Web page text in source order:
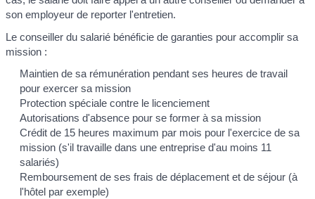
son employeur de reporter l'entretien.
Le conseiller du salarié bénéficie de garanties pour accomplir sa
mission :
Maintien de sa rémunération pendant ses heures de travail
pour exercer sa mission
Protection spéciale contre le licenciement
Autorisations d'absence pour se former à sa mission
Crédit de 15 heures maximum par mois pour l'exercice de sa
mission (s'il travaille dans une entreprise d'au moins 11
salariés)
Remboursement de ses frais de déplacement et de séjour (à
l'hôtel par exemple)